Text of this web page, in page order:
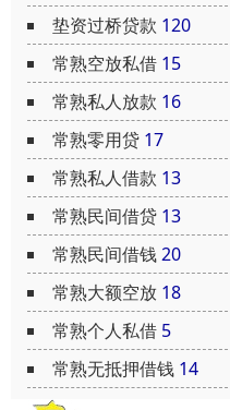
垫资过桥贷款 120
常熟空放私借 15
常熟私人放款 16
常熟零用贷 17
常熟私人借款 13
常熟民间借贷 13
常熟民间借钱20
常熟大额空放 18
常熟个人私借 5
常熟无抵押借钱 14